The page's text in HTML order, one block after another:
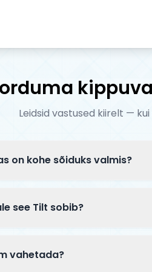
Leidsid vastused kiirelt —
on kohe sõiduks valmis?
paigaldada esiratas —
see Tilt sobib?
ja täiustatud jõudlus pro-
vahetada?